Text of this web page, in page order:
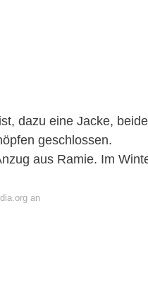
dazu eine Jacke,
geschlossen.
aus Ramie. Im
an